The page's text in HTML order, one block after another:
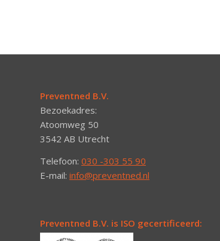
Preventned B.V.
Bezoekadres:
Atoomweg 50
3542 AB Utrecht
Telefoon: 030 -303 55 90
E-mail: info@preventned.nl
Preventned B.V. is ISO gecertificeerd: